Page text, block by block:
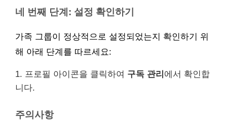
네 번째 단계: 설정 확인하기
가족 그룹이 정상적으로 설정되었는지 확인하기 위
해 아래 단계를 따르세요:
1. 프로필 아이콘을 클릭하여 구독 관리 에서 확인합
니다.
주의사항